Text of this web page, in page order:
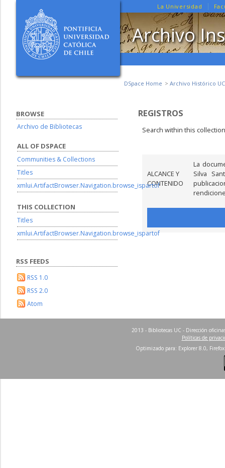
La Universidad
Archivo
DSpace Home Archivo Histórico UC
REGISTROS
Search within this
ALCANCE Y
CONTENIDO
La
Silva
BROWSE
Archivo de Bibliotecas
ALL OF DSPACE
Communities & Collections
Titles
xmlui.ArtifactBrowser.Navigation.browse_ispartof
THIS COLLECTION
Titles
xmlui.ArtifactBrowser.Navigation.browse_ispartof
RSS FEEDS
RSS 1.0
RSS 2.0
Atom
2013 - Bibliotecas UC - Dirección
Políticas de
Optimizado para: Explorer 8.0,